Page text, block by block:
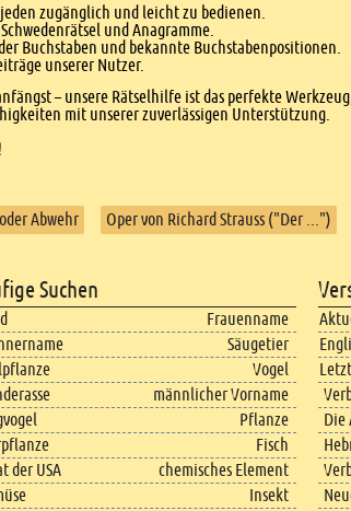
zugänglich und leicht zu bedienen.
und Anagramme.
Buchstaben und bekannte Buchstabenpositionen.
unserer Nutzer.
– unsere Rätselhilfe ist das perfekte
mit unserer zuverlässigen Unterstützung.
Abwehr Oper von Richard Strauss ("Der ...")
Suchen
Frauenname
Säugetier
Vogel
männlicher Vorname
Pflanze
Fisch
der USA
chemisches Element
Insekt
Die